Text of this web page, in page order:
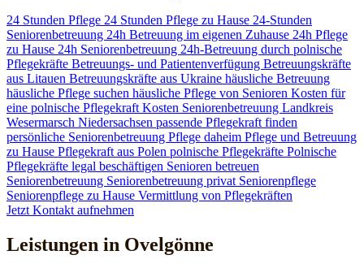
24 Stunden Pflege 24 Stunden Pflege zu Hause 24-Stunden
Seniorenbetreuung 24h Betreuung im eigenen Zuhause 24h Pflege
zu Hause 24h Seniorenbetreuung 24h-Betreuung durch polnische
Pflegekräfte Betreuungs- und Patientenverfügung Betreuungskräfte
aus Litauen Betreuungskräfte aus Ukraine häusliche Betreuung
häusliche Pflege suchen häusliche Pflege von Senioren Kosten für
eine polnische Pflegekraft Kosten Seniorenbetreuung Landkreis
Wesermarsch Niedersachsen passende Pflegekraft finden
persönliche Seniorenbetreuung Pflege daheim Pflege und Betreuung
zu Hause Pflegekraft aus Polen polnische Pflegekräfte Polnische
Pflegekräfte legal beschäftigen Senioren betreuen
Seniorenbetreuung Seniorenbetreuung privat Seniorenpflege
Seniorenpflege zu Hause Vermittlung von Pflegekräften
Jetzt Kontakt aufnehmen
Leistungen in Ovelgönne